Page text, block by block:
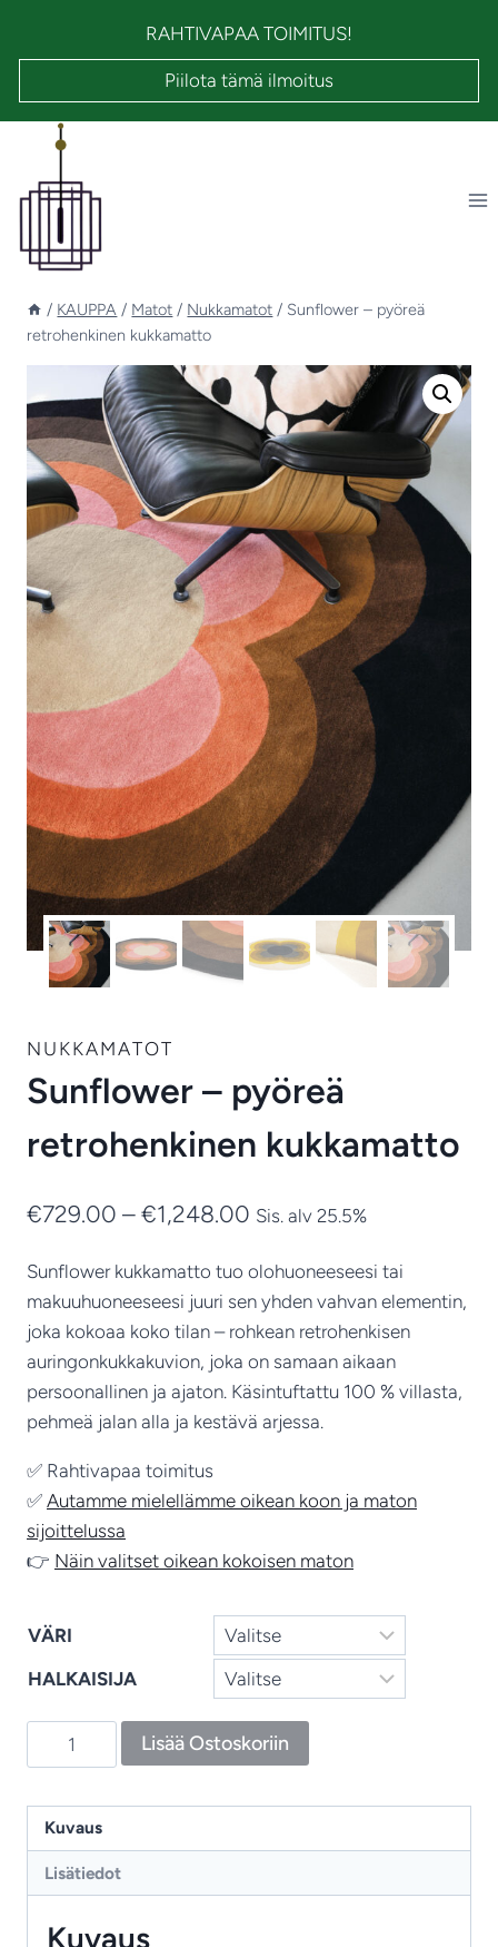
RAHTIVAPAA TOIMITUS!
Piilota tämä ilmoitus
/ KAUPPA / Matot / Nukkamatot / Sunflower – pyöreä
retrohenkinen kukkamatto
NUKKAMATOT
Sunflower – pyöreä
retrohenkinen kukkamatto
€729.00 – €1,248.00 Hintaluokka:
-
€1,248.00
Sis. alv 25.5%
Sunflower kukkamatto tuo olohuoneeseesi tai
makuuhuoneeseesi juuri sen yhden vahvan elementin,
joka kokoaa koko tilan – rohkean retrohenkisen
auringonkukkakuvion, joka on samaan aikaan
persoonallinen ja ajaton. Käsintuftattu 100 % villasta,
pehmeä jalan alla ja kestävä arjessa.
✅ Rahtivapaa toimitus
✅ Autamme mielellämme oikean koon ja maton
sijoittelussa
👉 Näin valitset oikean kokoisen maton
VÄRI
HALKAISIJA
Sunflower
–
retrohenkinen
kukkamatto
määrä
Lisää Ostoskoriin
Kuvaus
Lisätiedot
Kuvaus